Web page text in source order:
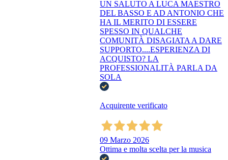
UN SALUTO A LUCA MAESTRO
DEL BASSO E AD ANTONIO CHE
HA IL MERITO DI ESSERE
SPESSO IN QUALCHE
COMUNITÀ DISAGIATA A DARE
SUPPORTO....ESPERIENZA DI
ACQUISTO? LA
PROFESSIONALITÀ PARLA DA
SOLA
Acquirente verificato
09 Marzo 2026
Ottima e molta scelta per la musica